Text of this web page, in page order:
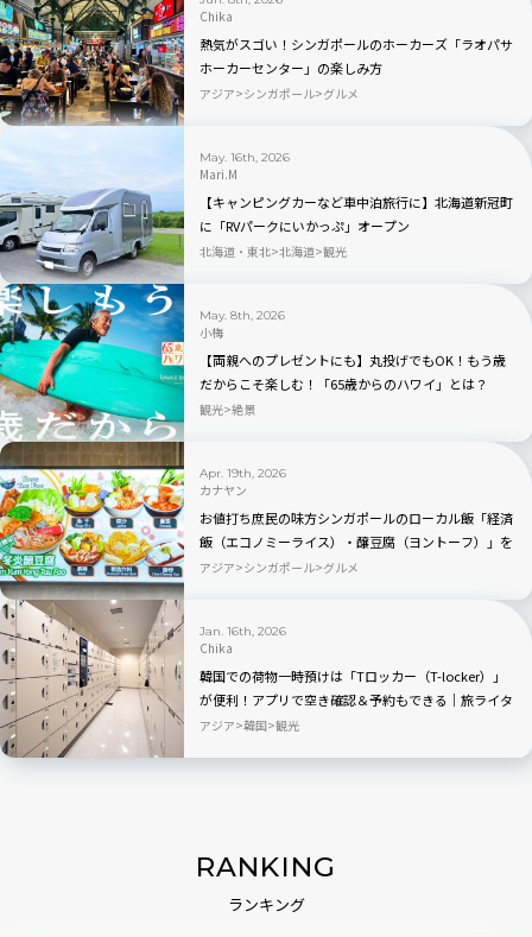
Chika
熱気がスゴい！シンガポールのホーカーズ「ラオパサ
ホーカーセンター」の楽しみ方
アジア シンガポール グルメ
May. 16th, 2026
Mari.M
【キャンピングカーなど車中泊旅行に】北海道新冠町
に「RVパークにいかっぷ」オープン
北海道・東北 北海道 観光
May. 8th, 2026
小梅
【両親へのプレゼントにも】丸投げでもOK！もう歳
だからこそ楽しむ！「65歳からのハワイ」とは？
観光 絶景
Apr. 19th, 2026
カナヤン
お値打ち庶民の味方シンガポールのローカル飯「経済
飯（エコノミーライス）・醸豆腐（ヨントーフ）」を
探ってみよう
アジア シンガポール グルメ
Jan. 16th, 2026
Chika
韓国での荷物一時預けは「Tロッカー（T-locker）」
が便利！アプリで空き確認＆予約もできる｜旅ライタ
ーの裏技・愛用品教えます
アジア 韓国 観光
RANKING
ランキング